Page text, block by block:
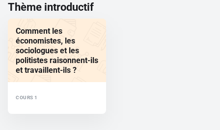
Se connecter
Pour profiter de 10 contenus offerts.
Thème introductif
Comment les
économistes, les
sociologues et les
politistes raisonnent-ils
et travaillent-ils ?
COURS 1